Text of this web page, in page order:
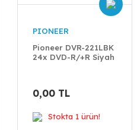
PIONEER
Pioneer DVR-221LBK
24x DVD-R/+R Siyah
0,00 TL
Stokta 1 ürün!